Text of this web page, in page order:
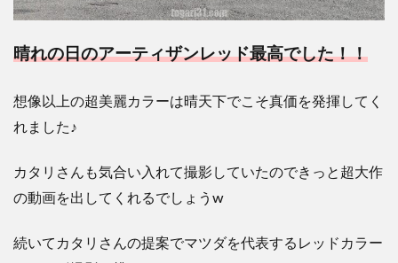
晴れの日のアーティザンレッド最高でした！！
想像以上の超美麗カラーは晴天下でこそ真価を発揮してく
れました♪
カタリさんも気合い入れて撮影していたのできっと超大作
の動画を出してくれるでしょうw
続いてカタリさんの提案でマツダを代表するレッドカラー